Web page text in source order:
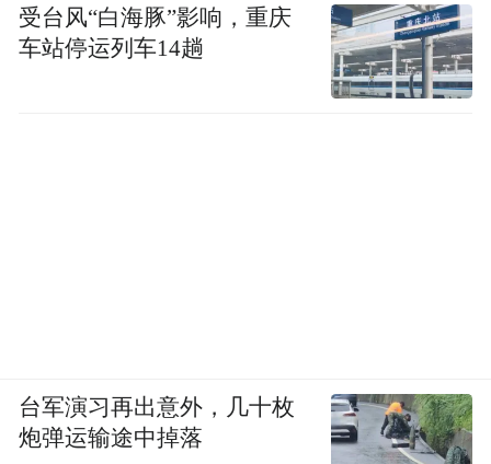
受台风“白海豚”影响，重庆
车站停运列车14趟
台军演习再出意外，几十枚
炮弹运输途中掉落